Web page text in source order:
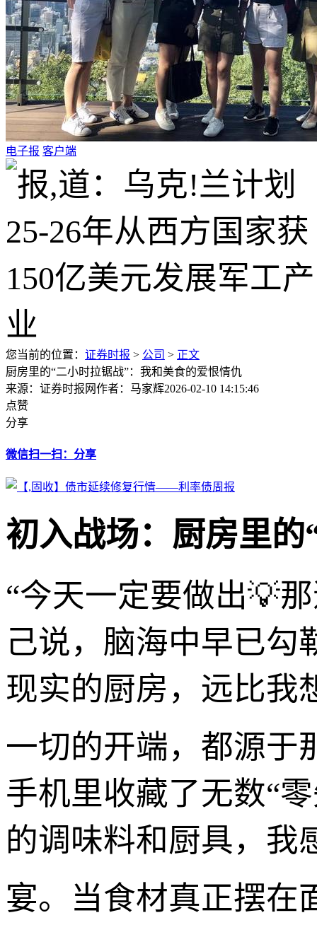
电子报 客户端
您当前的位置： 证券时报 > 公司 > 正文
厨房里的“二小时拉锯战”：我和美食的爱恨情仇
来源：证券时报网作者：马家辉2026-02-10 14:15:46
点赞
分享
微信扫一扫：分享
初入战场：厨房里的
“今天一定要做出💡
己说，脑海中早已勾
现实的厨房，远比我
一切的开端，都源于
手机里收藏了无数“
的调味料和厨具，我
宴。当食材真正摆在